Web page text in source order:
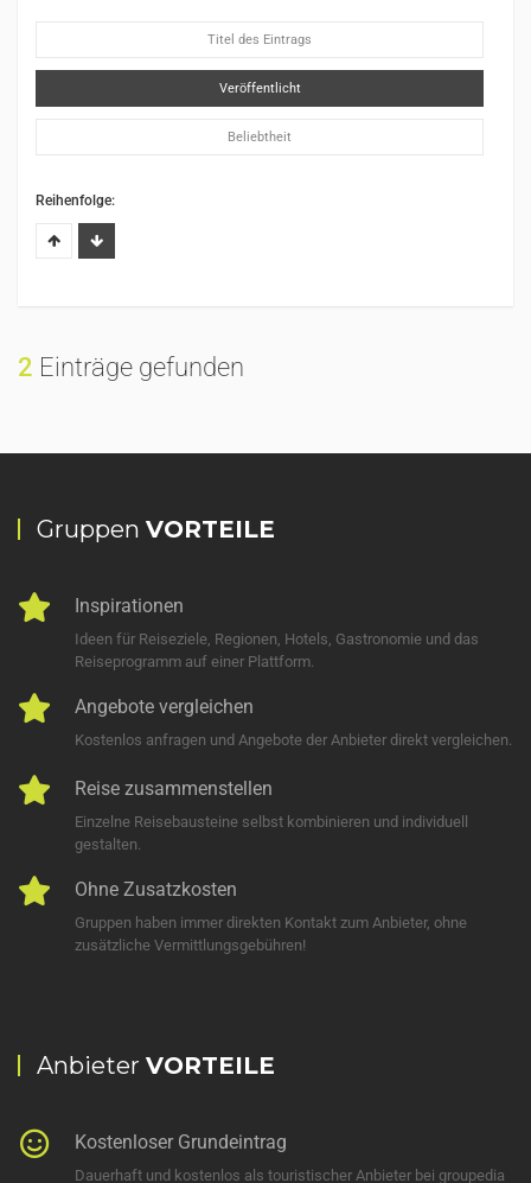
Titel des Eintrags
Veröffentlicht
Beliebtheit
Reihenfolge:
2 Einträge gefunden
Gruppen VORTEILE
Inspirationen
Ideen für Reiseziele, Regionen, Hotels, Gastronomie und das
Reiseprogramm auf einer Plattform.
Angebote vergleichen
Kostenlos anfragen und Angebote der Anbieter direkt vergleichen.
Reise zusammenstellen
Einzelne Reisebausteine selbst kombinieren und individuell
gestalten.
Ohne Zusatzkosten
Gruppen haben immer direkten Kontakt zum Anbieter, ohne
zusätzliche Vermittlungsgebühren!
Anbieter VORTEILE
Kostenloser Grundeintrag
Dauerhaft und kostenlos als touristischer Anbieter bei groupedia